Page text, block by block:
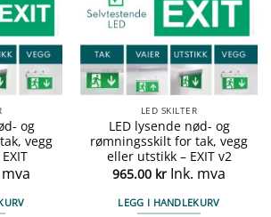
og
vegg
LED SKILTER
LED lysende nød- og
rømningsskilt for tak, vegg
eller utstikk – EXIT v2
965.00 kr Ink. mva
LEGG I HANDLEKURV